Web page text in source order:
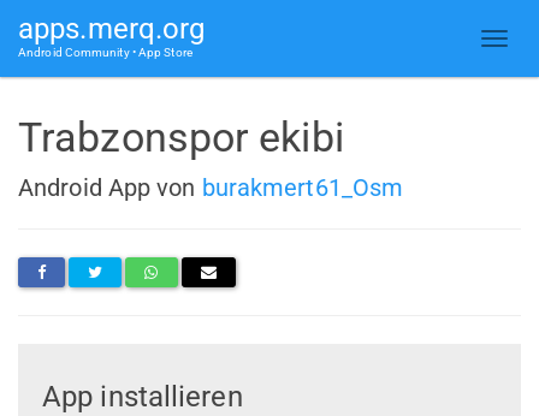
apps.merq.org
Android Community • App Store
Trabzonspor ekibi
Android App von burakmert61_Osm
App installieren